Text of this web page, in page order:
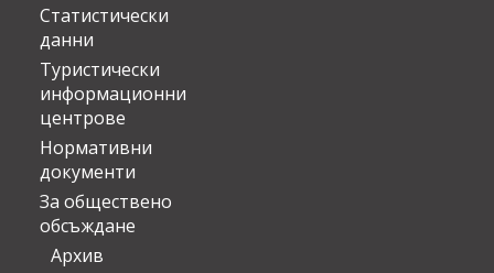
Статистически
данни
Туристически
информационни
центрове
Нормативни
документи
За обществено
обсъждане
Архив